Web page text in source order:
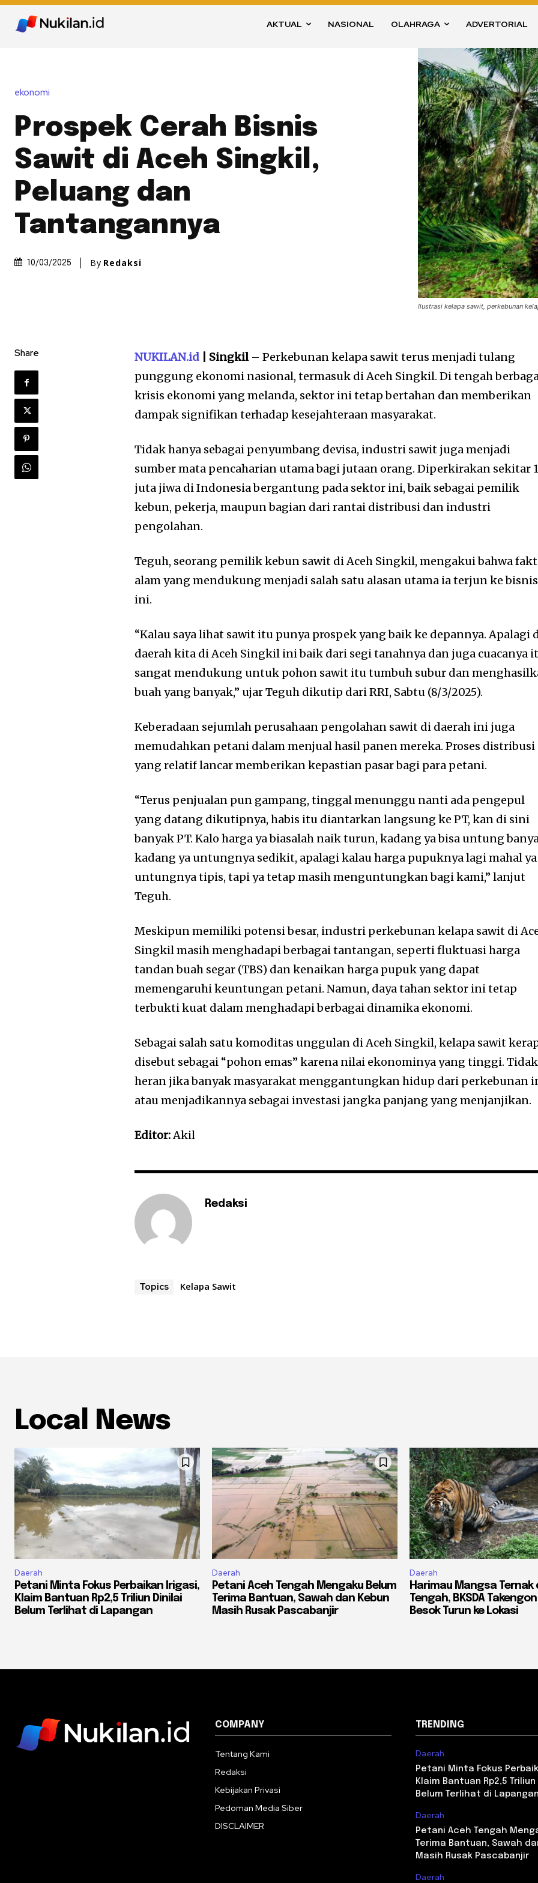
AKTUAL NASIONAL OLAHRAGA ADVERTORIAL
ekonomi
Prospek Cerah Bisnis
Sawit di Aceh Singkil,
Peluang dan
Tantangannya
10/03/2025 By Redaksi
Ilustrasi kelapa sawit, perkebunan
Share NUKILAN.id | Singkil– Perkebunan kelapa sawit terus menjadi tulang
punggung ekonomi nasional, termasuk di Aceh Singkil. Di tengah
krisis ekonomi yang melanda, sektor ini tetap bertahan dan memberikan
dampak signifikan terhadap kesejahteraan masyarakat.
Tidak hanya sebagai penyumbang devisa, industri sawit juga menjadi
sumber mata pencaharian utama bagi jutaan orang. Diperkirakan sekitar
juta jiwa di Indonesia bergantung pada sektor ini, baik sebagai pemilik
kebun, pekerja, maupun bagian dari rantai distribusi dan industri
pengolahan.
Teguh, seorang pemilik kebun sawit di Aceh Singkil, mengakui bahwa
alam yang mendukung menjadi salah satu alasan utama ia terjun ke bisnis
ini.
“Kalau saya lihat sawit itu punya prospek yang baik ke depannya. Apalagi
daerah kita di Aceh Singkil ini baik dari segi tanahnya dan juga cuacanya
sangat mendukung untuk pohon sawit itu tumbuh subur dan
buah yang banyak,” ujar Teguh dikutip dari RRI, Sabtu (8/3/2025).
Keberadaan sejumlah perusahaan pengolahan sawit di daerah ini juga
memudahkan petani dalam menjual hasil panen mereka. Proses distribusi
yang relatif lancar memberikan kepastian pasar bagi para petani.
“Terus penjualan pun gampang, tinggal menunggu nanti ada pengepul
yang datang dikutipnya, habis itu diantarkan langsung ke PT, kan di sini
banyak PT. Kalo harga ya biasalah naik turun, kadang ya bisa untung
kadang ya untungnya sedikit, apalagi kalau harga pupuknya lagi mahal ya
untungnya tipis, tapi ya tetap masih menguntungkan bagi kami,” lanjut
Teguh.
Meskipun memiliki potensi besar, industri perkebunan kelapa sawit di
Singkil masih menghadapi berbagai tantangan, seperti fluktuasi harga
tandan buah segar (TBS) dan kenaikan harga pupuk yang dapat
memengaruhi keuntungan petani. Namun, daya tahan sektor ini tetap
terbukti kuat dalam menghadapi berbagai dinamika ekonomi.
Sebagai salah satu komoditas unggulan di Aceh Singkil, kelapa sawit
disebut sebagai “pohon emas” karena nilai ekonominya yang tinggi. Tidak
heran jika banyak masyarakat menggantungkan hidup dari perkebunan
atau menjadikannya sebagai investasi jangka panjang yang menjanjikan.
Editor:Akil
Redaksi
Topics Kelapa Sawit
Local News
Daerah
Petani Minta Fokus Perbaikan Irigasi,
Klaim Bantuan Rp2,5 Triliun Dinilai
Belum Terlihat di Lapangan
Daerah
Petani Aceh Tengah Mengaku Belum
Terima Bantuan, Sawah dan Kebun
Masih Rusak Pascabanjir
Daerah
Harimau Mangsa Ternak
Tengah, BKSDA
Besok Turun ke Lokasi
COMPANY
Tentang Kami
Redaksi
Kebijakan Privasi
Pedoman Media Siber
DISCLAIMER
TRENDING
Daerah
Petani Minta Fokus
Klaim Bantuan Rp2,5
Belum Terlihat di
Daerah
Petani Aceh Tengah
Terima Bantuan, Sawah
Masih Rusak Pascabanjir
Daerah